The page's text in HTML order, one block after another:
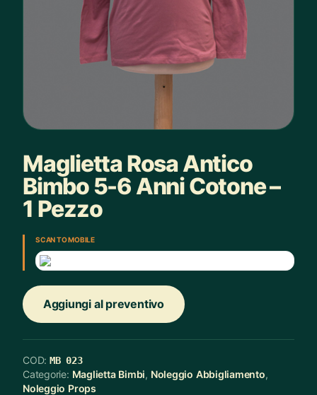
Maglietta Rosa Antico
Bimbo 5-6 Anni Cotone –
1 Pezzo
SCAN TO MOBILE
Aggiungi al preventivo
COD: MB 023
Categorie: Maglietta Bimbi, Noleggio Abbigliamento,
Noleggio Props